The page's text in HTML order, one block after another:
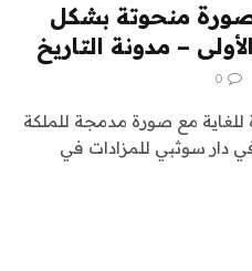
صورة منحوتة بشكل
– مدونة التاريخ
0
للغاية مع صورة مدمجة للملكة
دار سوثبي للمزادات في